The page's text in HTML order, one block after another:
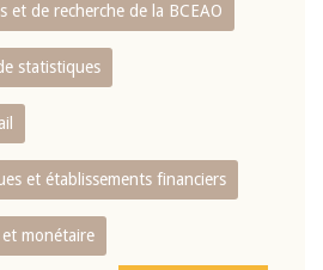
et de recherche de la BCEAO
statistiques
et établissements financiers
monétaire